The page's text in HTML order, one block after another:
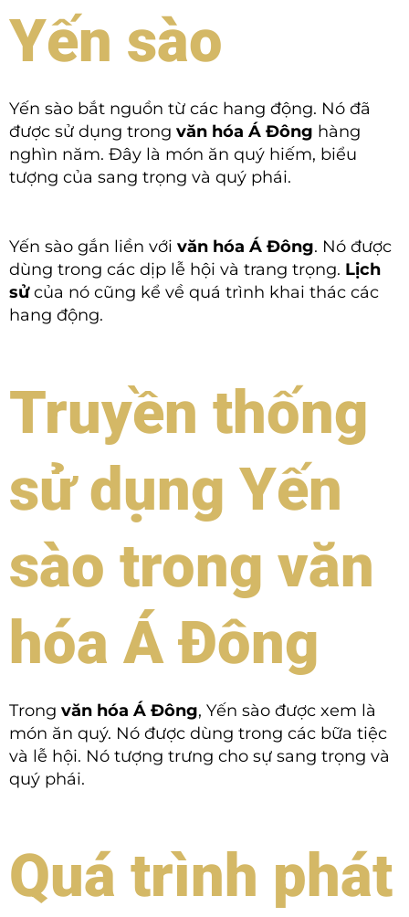
Yến sào
Yến sào bắt nguồn từ các hang động. Nó đã
được sử dụng trong văn hóa Á Đông hàng
nghìn năm. Đây là món ăn quý hiếm, biểu
tượng của sang trọng và quý phái.
Yến sào gắn liền với văn hóa Á Đông. Nó được
dùng trong các dịp lễ hội và trang trọng. Lịch
sửcủa nó cũng kể về quá trình khai thác các
hang động.
Truyền thống
sử dụng Yến
sào trong văn
hóa Á Đông
Trong văn hóa Á Đông, Yến sào được xem là
món ăn quý. Nó được dùng trong các bữa tiệc
và lễ hội. Nó tượng trưng cho sự sang trọng và
quý phái.
Quá trình phát